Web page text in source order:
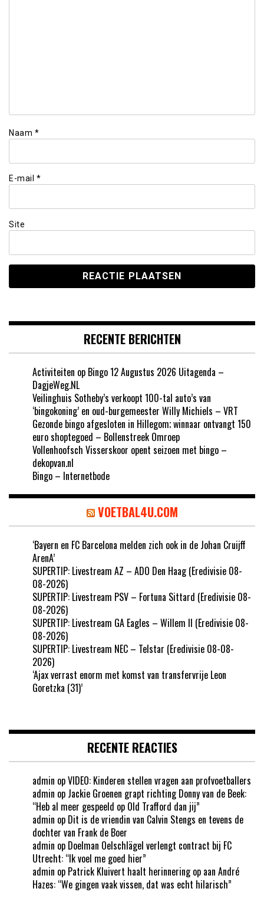
Naam *
E-mail *
Site
RECENTE BERICHTEN
Activiteiten op Bingo 12 Augustus 2026 Uitagenda –
DagjeWeg.NL
Veilinghuis Sotheby’s verkoopt 100-tal auto’s van
‘bingokoning’ en oud-burgemeester Willy Michiels – VRT
Gezonde bingo afgesloten in Hillegom; winnaar ontvangt 150
euro shoptegoed – Bollenstreek Omroep
Vollenhoofsch Visserskoor opent seizoen met bingo –
dekopvan.nl
Bingo – Internetbode
VOETBAL4U.COM
‘Bayern en FC Barcelona melden zich ook in de Johan Cruijff
ArenA’
SUPERTIP: Livestream AZ – ADO Den Haag (Eredivisie 08-
08-2026)
SUPERTIP: Livestream PSV – Fortuna Sittard (Eredivisie 08-
08-2026)
SUPERTIP: Livestream GA Eagles – Willem II (Eredivisie 08-
08-2026)
SUPERTIP: Livestream NEC – Telstar (Eredivisie 08-08-
2026)
‘Ajax verrast enorm met komst van transfervrije Leon
Goretzka (31)’
RECENTE REACTIES
admin opVIDEO: Kinderen stellen vragen aan profvoetballers
admin op Jackie Groenen grapt richting Donny van de Beek:
“Heb al meer gespeeld op Old Trafford dan jij”
admin op Dit is de vriendin van Calvin Stengs en tevens de
dochter van Frank de Boer
admin op Doelman Oelschlägel verlengt contract bij FC
Utrecht: “Ik voel me goed hier”
admin op Patrick Kluivert haalt herinnering op aan André
Hazes: “We gingen vaak vissen, dat was echt hilarisch”